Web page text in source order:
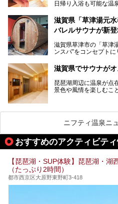
───
この記事は北近江リゾ
す。
日帰り入浴も可能な温
ープン。湖からそよぐ
が楽しめます。
を打てるのも醍醐味の
イドル」の現役アーテ
滋賀県「草津湯元
バレルサウナが新
滋賀県草津市の「草津
ンスパ”をコンセプト
たほか、岩盤房やバレ
産地消をテーマにした
今回新しくなった「草
紹介します。
滋賀県でサウナが
琵琶湖周辺に温泉が点
景色や風情を楽しむこ
旅行やお出かけのつい
ひ気軽に立ち寄ってみ
ニフティ温泉ニ
おすすめのアクティビテ
【琵琶湖・SUP体験】琵琶湖・湖
（たっぷり2時間）
都市西京区大原野東野町3-418